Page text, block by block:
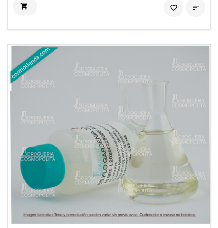
 
favorite_border